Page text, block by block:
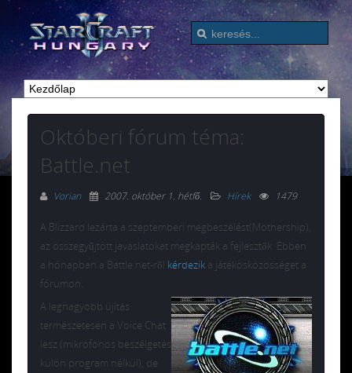
Októberi fórum téma:
Battle.net
Vorian 2007. október 1. hétfő. Hírek 1479
A Blizzard lezárta a szeptemberi megbeszélést(Mothership),
az összegyűjtött javaslatokat megkapták a fejlesztők. Ebben
a hónapban a Battle.net-ről kérdezik a játékosközösséget a
fórumon.
A legnagyobb újítás
természetesen a Voice Chat
lesz (mikrofonos beszélgetés
külön program nélkül), de